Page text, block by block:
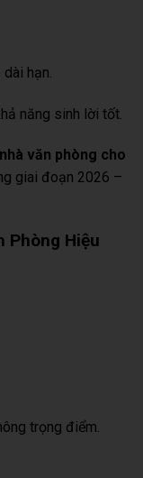
hạn.
năng sinh lời tốt.
văn phòng cho
giai đoạn 2026 –
Phòng Hiệu
trọng điểm.